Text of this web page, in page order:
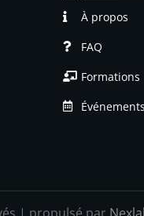
À propos
FAQ
Formations
Événements
| propulsé par